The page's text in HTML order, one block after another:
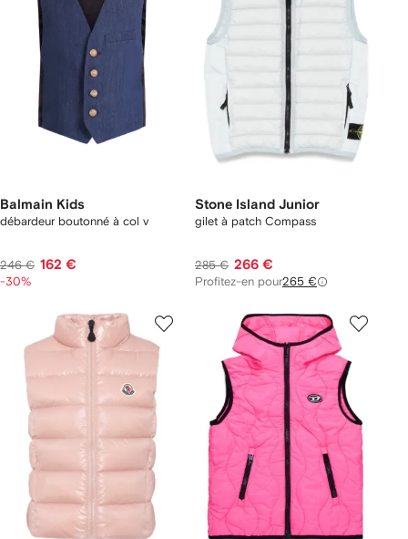
Balmain Kids
débardeur boutonné à col v
246 € 162 €
-30%
Stone Island Junior
gilet à patch Compass
285 € 266 €
Profitez-en pour265 €